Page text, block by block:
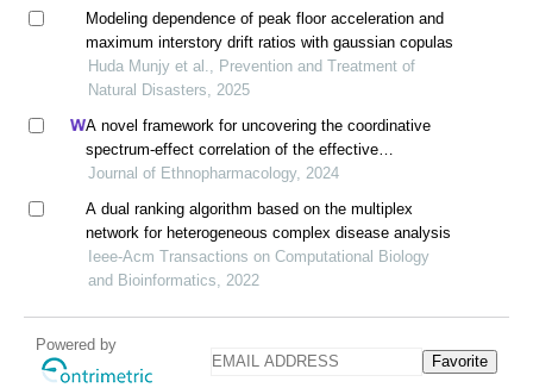
Modeling dependence of peak floor acceleration and
maximum interstory drift ratios with gaussian copulas
Huda Munjy et al., Prevention and Treatment of
Natural Disasters, 2025
A novel framework for uncovering the coordinative
spectrum-effect correlation of the effective
components of yangyin tongnao granules on cerebral
Journal of Ethnopharmacology, 2024
A dual ranking algorithm based on the multiplex
network for heterogeneous complex disease analysis
Ieee-Acm Transactions on Computational Biology
and Bioinformatics, 2022
Powered by
Favorite